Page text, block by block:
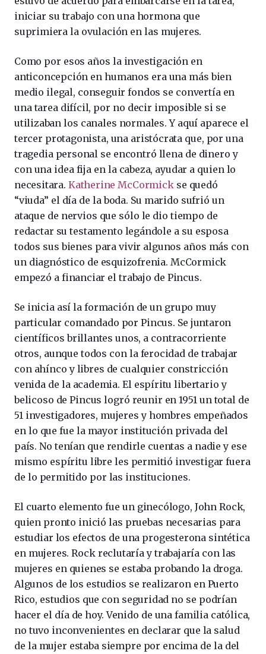
iniciar su trabajo con una hormona que
suprimiera la ovulación en las mujeres.
Como por esos años la investigación en
anticoncepción en humanos era una más bien
medio ilegal, conseguir fondos se convertía en
una tarea difícil, por no decir imposible si se
utilizaban los canales normales. Y aquí aparece el
tercer protagonista, una aristócrata que, por una
tragedia personal se encontró llena de dinero y
con una idea fija en la cabeza, ayudar a quien lo
necesitara.Katherine McCormickse quedó
“viuda” el día de la boda. Su marido sufrió un
ataque de nervios que sólo le dio tiempo de
redactar su testamento legándole a su esposa
todos sus bienes para vivir algunos años más con
un diagnóstico de esquizofrenia. McCormick
empezó a financiar el trabajo de Pincus.
Se inicia así la formación de un grupo muy
particular comandado por Pincus. Se juntaron
científicos brillantes unos, a contracorriente
otros, aunque todos con la ferocidad de trabajar
con ahínco y libres de cualquier constricción
venida de la academia. El espíritu libertario y
belicoso de Pincus logró reunir en 1951 un total de
51 investigadores, mujeres y hombres empeñados
en lo que fue la mayor institución privada del
país. No tenían que rendirle cuentas a nadie y ese
mismo espíritu libre les permitió investigar fuera
de lo permitido por las instituciones.
El cuarto elemento fue un ginecólogo, John Rock,
quien pronto inició las pruebas necesarias para
estudiar los efectos de una progesterona sintética
en mujeres. Rock reclutaría y trabajaría con las
mujeres en quienes se estaba probando la droga.
Algunos de los estudios se realizaron en Puerto
Rico, estudios que con seguridad no se podrían
hacer el día de hoy. Venido de una familia católica,
no tuvo inconvenientes en declarar que la salud
de la mujer estaba siempre por encima de la del